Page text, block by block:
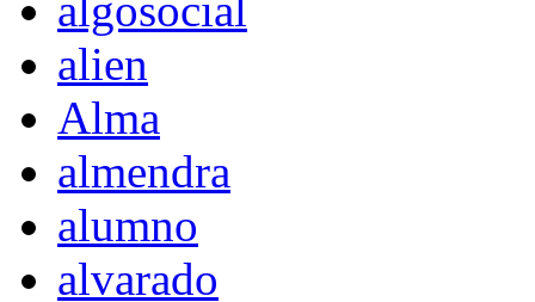
algosocial
alien
Alma
almendra
alumno
alvarado